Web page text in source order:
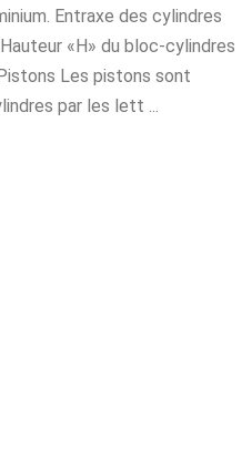
Entraxe des cylindres
Hauteur «H» du bloc-cylindres
Les pistons sont
par les lett ...